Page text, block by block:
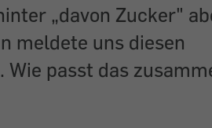
„davon Zucker"
meldete uns diesen
passt das